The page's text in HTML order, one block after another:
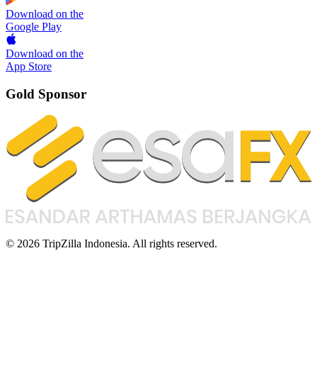
Download on the
Google Play
Download on the
App Store
Gold Sponsor
© 2026 TripZilla Indonesia. All rights reserved.